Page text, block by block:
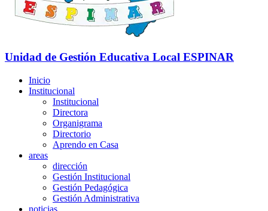
Unidad de Gestión Educativa Local ESPINAR
Inicio
Institucional
Institucional
Directora
Organigrama
Directorio
Aprendo en Casa
areas
dirección
Gestión Institucional
Gestión Pedagógica
Gestión Administrativa
noticias